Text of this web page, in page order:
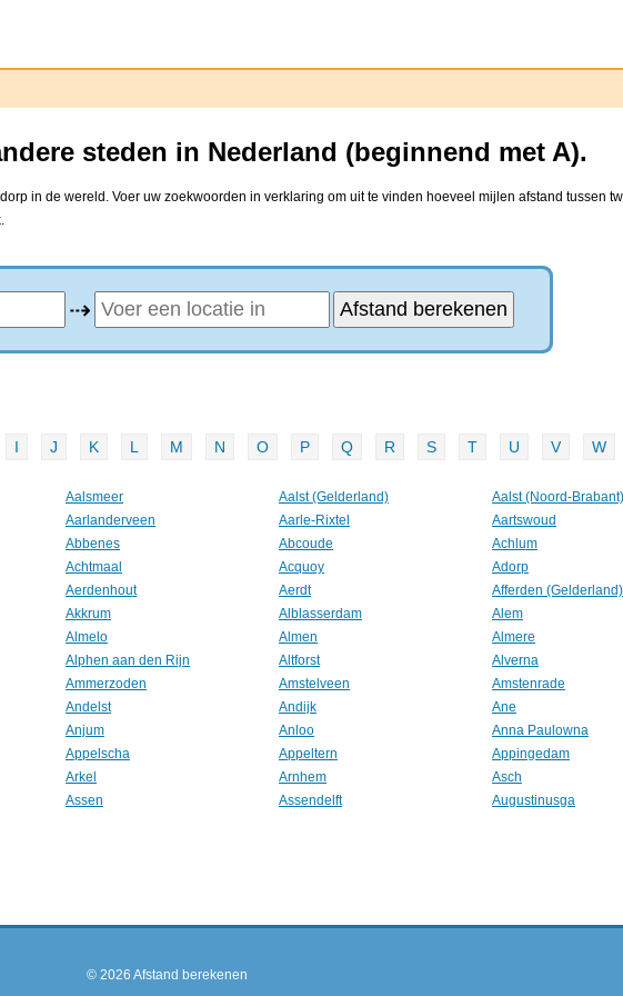
steden in Nederland (beginnend met A).
in de wereld. Voer uw zoekwoorden in verklaring om uit te vinden hoeveel mijlen afstand tussen
⇢
I J K L M N O P Q R S T U V W
Aalsmeer Aalst (Gelderland)
Aalst (Noord-Brabant)
Aarlanderveen Aarle-Rixtel
Aartswoud
Abbenes Abcoude
Achlum
Achtmaal Acquoy
Adorp
Aerdenhout Aerdt
Afferden (Gelderland)
Akkrum Alblasserdam
Alem
Almelo Almen
Almere
Alphen aan den Rijn Altforst
Alverna
Ammerzoden Amstelveen
Amstenrade
Andelst Andijk
Ane
Anjum Anloo
Anna Paulowna
Appelscha Appeltern
Appingedam
Arkel Arnhem
Asch
Assen Assendelft
Augustinusga
© 2026 Afstand berekenen